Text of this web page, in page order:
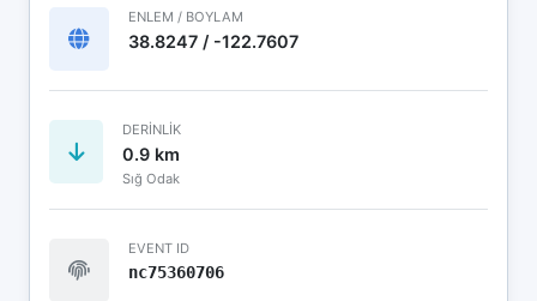
ENLEM / BOYLAM
38.8247 / -122.7607
DERINLIK
0.9 km
Sığ Odak
EVENT ID
nc75360706